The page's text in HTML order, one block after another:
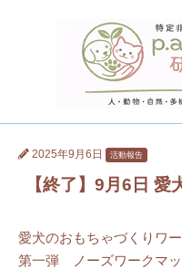
2025年9月6日 活動報告
【終了】9月6日
愛犬のおもちゃづくりワ
第一弾 ノーズワークマッ